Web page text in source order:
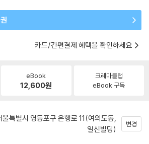
카드/간편결제 혜택을 확인하세요
eBook
12,600원
크레마클럽
eBook 구독
울특별시 영등포구 은행로 11(여의도동,
일신빌딩)
변경